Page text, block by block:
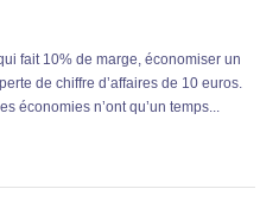
fait 10% de marge, économiser un
de chiffre d’affaires de 10 euros.
économies n’ont qu’un temps...